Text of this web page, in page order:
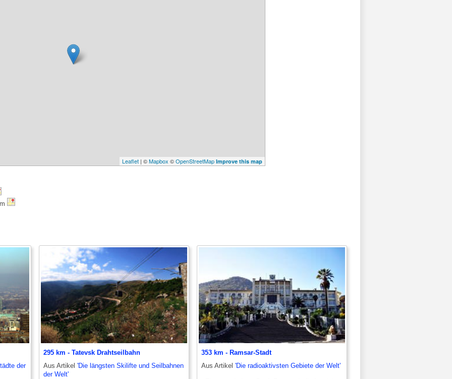
Leaflet | ©Mapbox ©OpenStreetMap Improve this map
der
295 km - Tatevsk Drahtseilbahn
Aus Artikel 'Die längsten Skilifte und Seilbahnen
der Welt'
353 km - Ramsar-Stadt
Aus Artikel 'Die radioaktivsten Gebiete der Welt'